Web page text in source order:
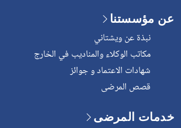
عن مؤسستنا
نبذة عن ويشتاني
مكاتب الوكلاء والمناديب في الخارج
شهادات الاعتماد و جوائز
قصص المرضى
خدمات المرضى